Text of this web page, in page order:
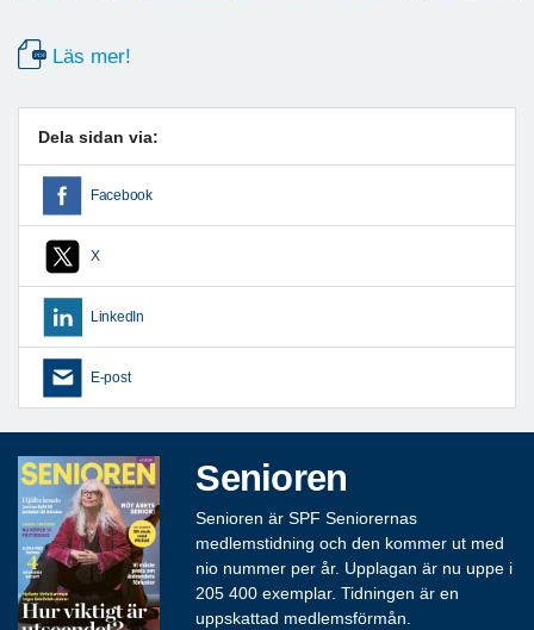
Läs mer!
Dela sidan via:
Facebook
X
LinkedIn
E-post
Senioren
Senioren är SPF Seniorernas
medlemstidning och den kommer ut med
nio nummer per år. Upplagan är nu uppe i
205 400 exemplar. Tidningen är en
uppskattad medlemsförmån.